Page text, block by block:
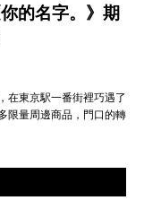
的名字。》期
在東京駅一番街裡巧遇了
限量周邊商品，門口的轉